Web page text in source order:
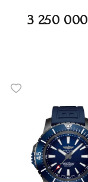
3 250 000